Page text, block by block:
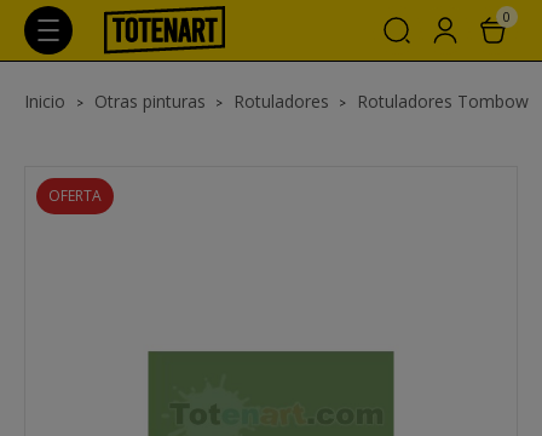
0
Inicio Otras pinturas Rotuladores Rotuladores Tombow
OFERTA